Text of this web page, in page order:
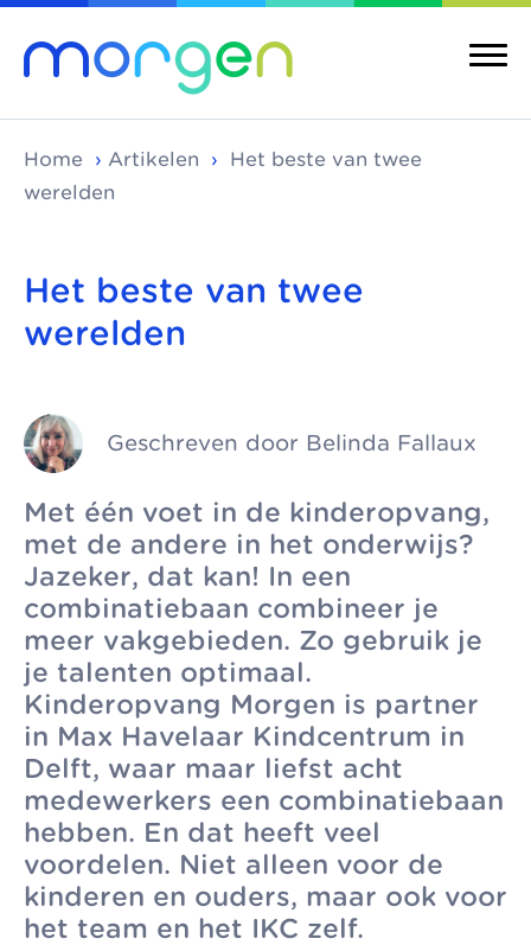
Over ons
Morgen is de
kinderopvang-
organisaties in Den
Delft. We werken
zonder
winstoogmerk,
voor de wereld van
morgen.
Pedagogische
Gezonde
Kinderopvang
Samenwerkingen
Organisatie
Jaarverslag
Merken
Morgen bestaat uit
en kindcentra, die
samen alle vormen
aanbieden.
Allemaal vanuit
één gedeelde visie.
kindcentra
Meer Morgen
Home › Artikelen ›
Het beste van twee
werelden
Het beste van twee
werelden
Geschreven door Belinda Fallaux
Met één voet in de kinderopvang,
met de andere in het onderwijs?
Jazeker, dat kan! In een
combinatiebaan combineer je
meer vakgebieden. Zo gebruik je
je talenten optimaal.
Kinderopvang Morgen is partner
in Max Havelaar Kindcentrum in
Delft, waar maar liefst acht
medewerkers een combinatiebaan
hebben. En dat heeft veel
voordelen. Niet alleen voor de
kinderen en ouders, maar ook voor
het team en het IKC zelf.